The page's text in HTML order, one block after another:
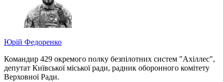
Юрій Федоренко
Командир 429 окремого полку безпілотних систем "Ахіллес",
депутат Київської міської ради, радник оборонного комітету
Верховної Ради.